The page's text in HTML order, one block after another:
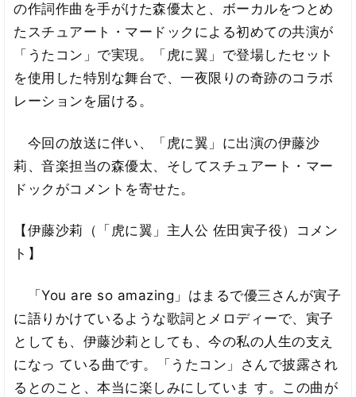
の作詞作曲を手がけた森優太と、ボーカルをつとめ
たスチュアート・マードックによる初めての共演が
「うたコン」で実現。「虎に翼」で登場したセット
を使用した特別な舞台で、一夜限りの奇跡のコラボ
レーションを届ける。
今回の放送に伴い、「虎に翼」に出演の伊藤沙
莉、音楽担当の森優太、そしてスチュアート・マー
ドックがコメントを寄せた。
【伊藤沙莉（「虎に翼」主人公 佐田寅子役）コメン
ト】
「You are so amazing」はまるで優三さんが寅子
に語りかけているような歌詞とメロディーで、寅子
としても、伊藤沙莉としても、今の私の人生の支え
になっ ている曲です。「うたコン」さんで披露され
るとのこと、本当に楽しみにしていま す。この曲が